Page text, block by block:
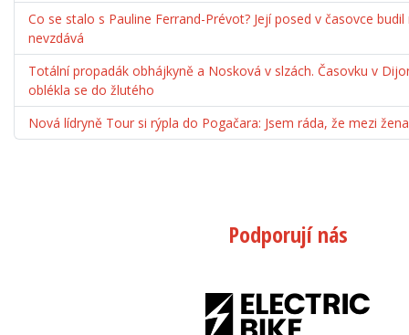
Co se stalo s Pauline Ferrand-Prévot? Její posed v časovce
nevzdává
Totální propadák obhájkyně a Nosková v slzách. Časovku v
oblékla se do žlutého
Nová lídryně Tour si rýpla do Pogačara: Jsem ráda, že mezi
Podporují nás